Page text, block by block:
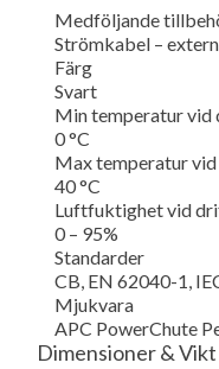
Medföljande
Strömkabel –
Färg
Svart
Min temperatur
0 °C
Max temperatur
40 °C
Luftfuktighet vid
0 – 95%
Standarder
CB, EN 62040-1,
Mjukvara
APC PowerChute
Dimensioner & Vikt